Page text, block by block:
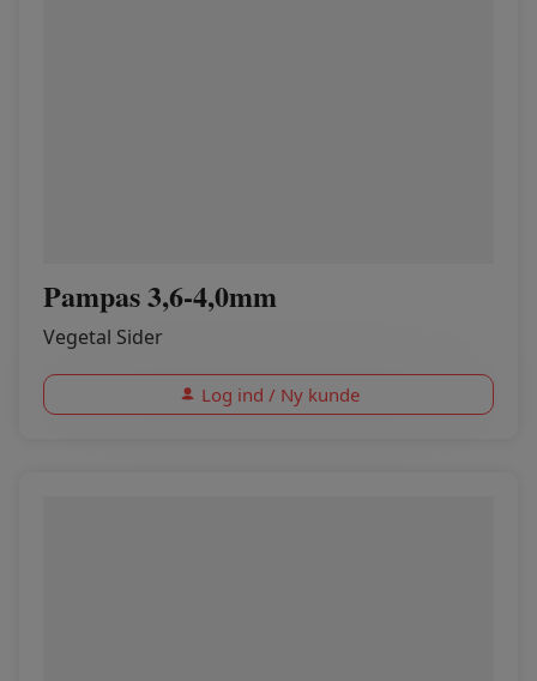
Pampas 3,6-4,0mm
Vegetal Sider
Log ind / Ny kunde